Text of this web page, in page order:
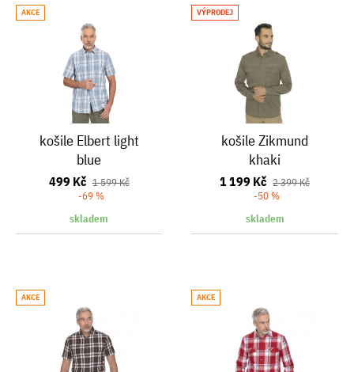
AKCE
košile Elbert light
blue
499 Kč 1 599 Kč
-69 %
skladem
VÝPRODEJ
košile Zikmund
khaki
1 199 Kč 2 399 Kč
-50 %
skladem
AKCE AKCE